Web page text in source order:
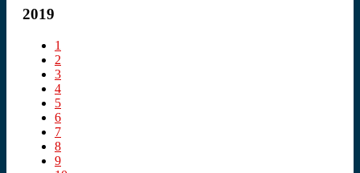
2019
1
2
3
4
5
6
7
8
9